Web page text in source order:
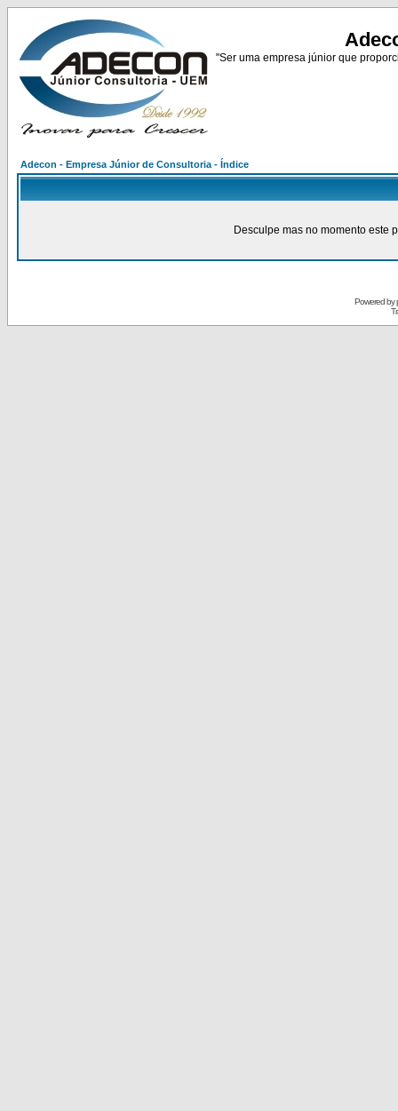
"Ser uma empresa júnior que
Adecon - Empresa Júnior de Consultoria - Índice
Desculpe mas no momento este
Powered by